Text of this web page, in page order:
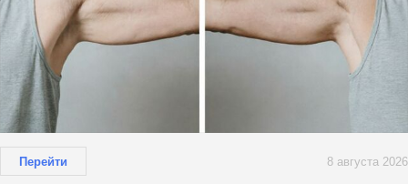
Перейти 8 августа 2026